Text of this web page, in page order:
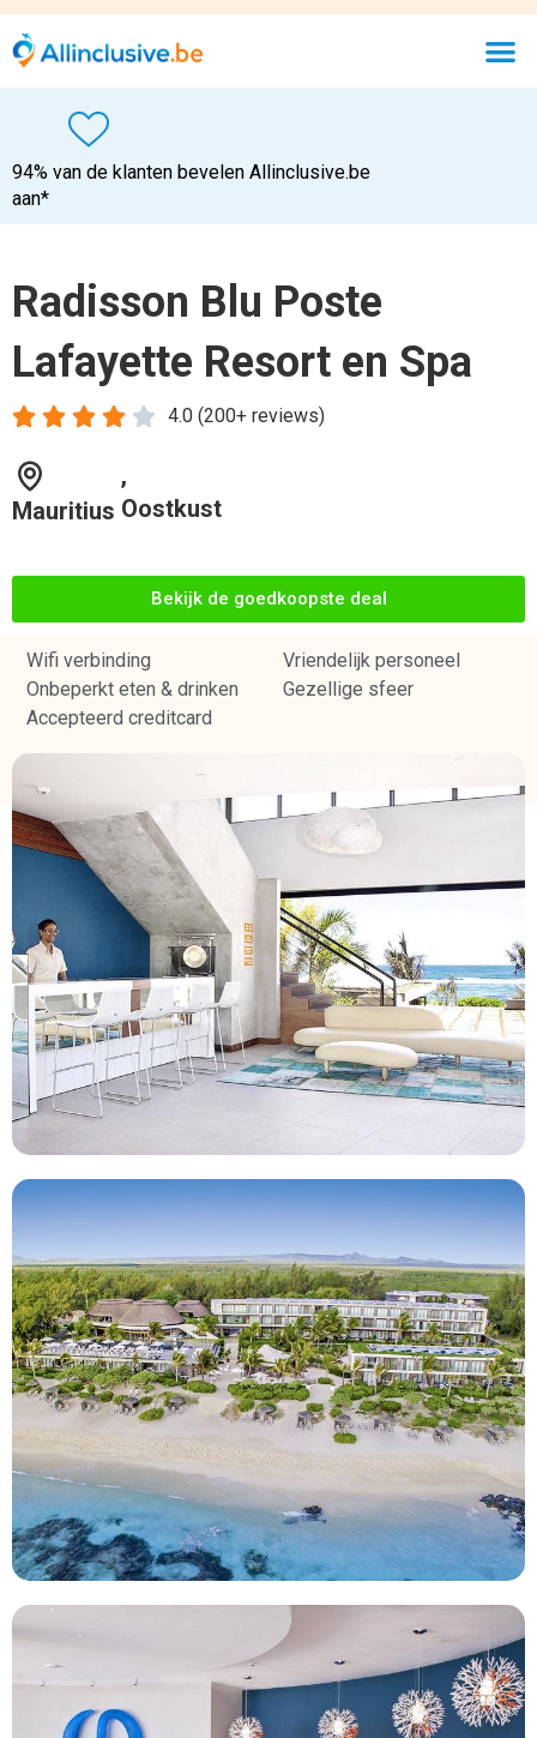
94% van de klanten bevelen Allinclusive.be
aan*
Radisson Blu Poste
Lafayette Resort en Spa
4.0 (200+ reviews)
    
Mauritius
,
Oostkust
Bekijk de goedkoopste deal
Wifi verbinding
Vriendelijk personeel
Onbeperkt eten & drinken
Gezellige sfeer
Accepteerd creditcard